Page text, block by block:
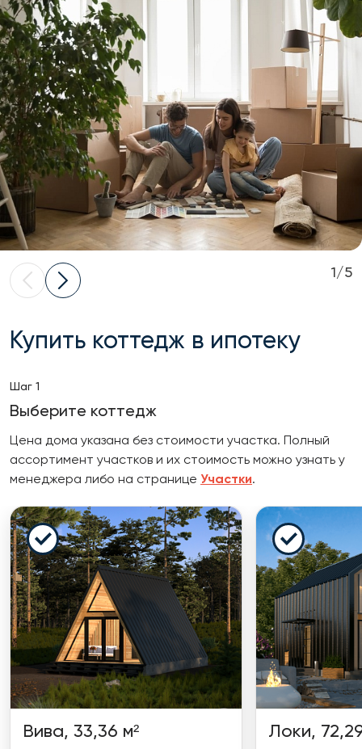
1/5
Купить коттедж в ипотеку
Шаг 1
Выберите коттедж
Цена дома указана без стоимости участка. Полный
ассортимент участков и их стоимость можно узнать у
менеджера либо на странице Участки.
Вива, 33,36 м² Локи,